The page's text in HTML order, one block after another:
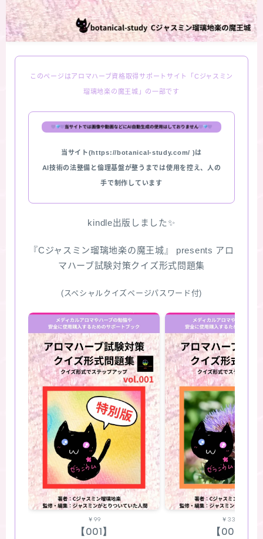
このページはアロマハーブ資格取得サポートサイト「Cジャスミン
瑠璃地楽の魔王城」の一部です
当サイト(https://botanical-study.com/ )は
AI技術の法整備と倫理基盤が整うまでは使用を控え、人の
手で制作しています
kindle出版しました✨
『Cジャスミン瑠璃地楽の魔王城』 presents アロ
マハーブ試験対策クイズ形式問題集
(スペシャルクイズページパスワード付)
￥99
【001】
￥330
【002】